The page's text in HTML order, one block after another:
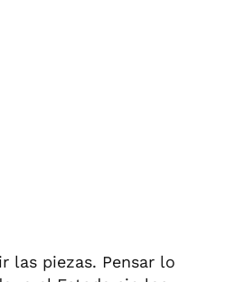
las piezas. Pensar lo